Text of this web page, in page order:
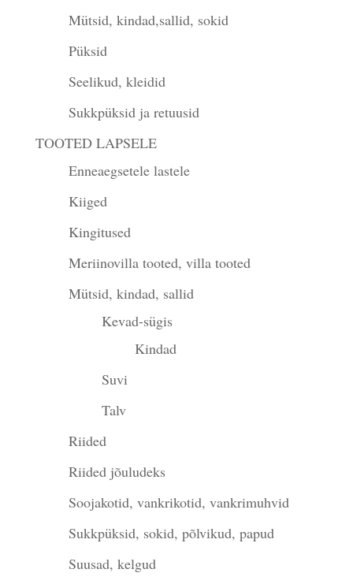
Mütsid, kindad,sallid, sokid
Püksid
Seelikud, kleidid
Sukkpüksid ja retuusid
TOOTED LAPSELE
Enneaegsetele lastele
Kiiged
Kingitused
Meriinovilla tooted, villa tooted
Mütsid, kindad, sallid
Kevad-sügis
Kindad
Suvi
Talv
Riided
Riided jõuludeks
Soojakotid, vankrikotid, vankrimuhvid
Sukkpüksid, sokid, põlvikud, papud
Suusad, kelgud